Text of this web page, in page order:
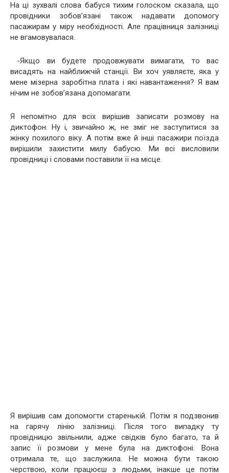
На ці зухвалі слова бабуся тихим голоском сказала, що
провідники зобов’язані також надавати допомогу
пасажирам у міру необхідності. Але працівниця залізниці
не вгамовувалася.
-Якщо ви будете продовжувати вимагати, то вас
висадять на найближчій станції. Ви хоч уявляєте, яка у
мене мізерна заробітна плата і які навантаження? Я вам
нічим не зобов’язана допомагати.
Я непомітно для всіх вирішив записати розмову на
диктофон. Ну і, звичайно ж, не зміг не заступитися за
жінку похилого віку. А потім вже й інші пасажири поїзда
вирішили захистити милу бабусю. Ми всі висловили
провідниці і словами поставили її на місце.
Я вирішив сам допомогти старенькій. Потім я подзвонив
на гарячу лінію залізниці. Після того випадку ту
провідницю звільнили, адже свідків було багато, та й
запис її розмови у мене була на диктофоні. Вона
отримала те, що заслужила. Не можна бути такою
черствою, коли працюєш з людьми, інакше це потім